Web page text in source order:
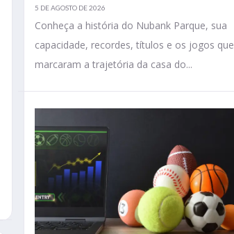
5 DE AGOSTO DE 2026
Conheça a história do Nubank Parque, sua
capacidade, recordes, títulos e os jogos que
marcaram a trajetória da casa do...